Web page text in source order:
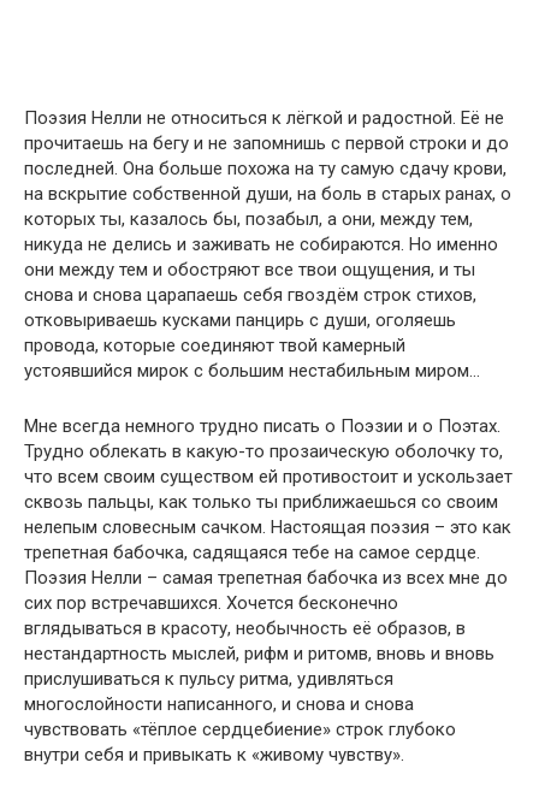
Поэзия Нелли не относиться к лёгкой и радостной. Её не
прочитаешь на бегу и не запомнишь с первой строки и до
последней. Она больше похожа на ту самую сдачу крови,
на вскрытие собственной души, на боль в старых ранах, о
которых ты, казалось бы, позабыл, а они, между тем,
никуда не делись и заживать не собираются. Но именно
они между тем и обостряют все твои ощущения, и ты
снова и снова царапаешь себя гвоздём строк стихов,
отковыриваешь кусками панцирь с души, оголяешь
провода, которые соединяют твой камерный
устоявшийся мирок с большим нестабильным миром…
Мне всегда немного трудно писать о Поэзии и о Поэтах.
Трудно облекать в какую-то прозаическую оболочку то,
что всем своим существом ей противостоит и ускользает
сквозь пальцы, как только ты приближаешься со своим
нелепым словесным сачком. Настоящая поэзия – это как
трепетная бабочка, садящаяся тебе на самое сердце.
Поэзия Нелли – самая трепетная бабочка из всех мне до
сих пор встречавшихся. Хочется бесконечно
вглядываться в красоту, необычность её образов, в
нестандартность мыслей, рифм и ритомв, вновь и вновь
прислушиваться к пульсу ритма, удивляться
многослойности написанного, и снова и снова
чувствовать «тёплое сердцебиение» строк глубоко
внутри себя и привыкать к «живому чувству».